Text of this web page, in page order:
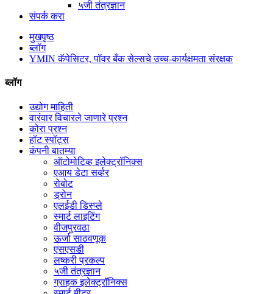
५जी तंत्रज्ञान
संपर्क करा
मुखपृष्ठ
ब्लॉग
YMIN कॅपेसिटर, पॉवर बँक सेल्सचे उच्च-कार्यक्षमता संरक्षक
ब्लॉग
उद्योग माहिती
वारंवार विचारले जाणारे प्रश्न
कोरा प्रश्न
हॉट स्पॉट्स
कंपनी बातम्या
ऑटोमोटिव्ह इलेक्ट्रॉनिक्स
एआय डेटा सर्व्हर
रोबोट
ड्रोन
एलईडी डिस्प्ले
स्मार्ट लाइटिंग
वीजपुरवठा
ऊर्जा साठवणूक
एसएसडी
लष्करी प्रकल्प
५जी तंत्रज्ञान
ग्राहक इलेक्ट्रॉनिक्स